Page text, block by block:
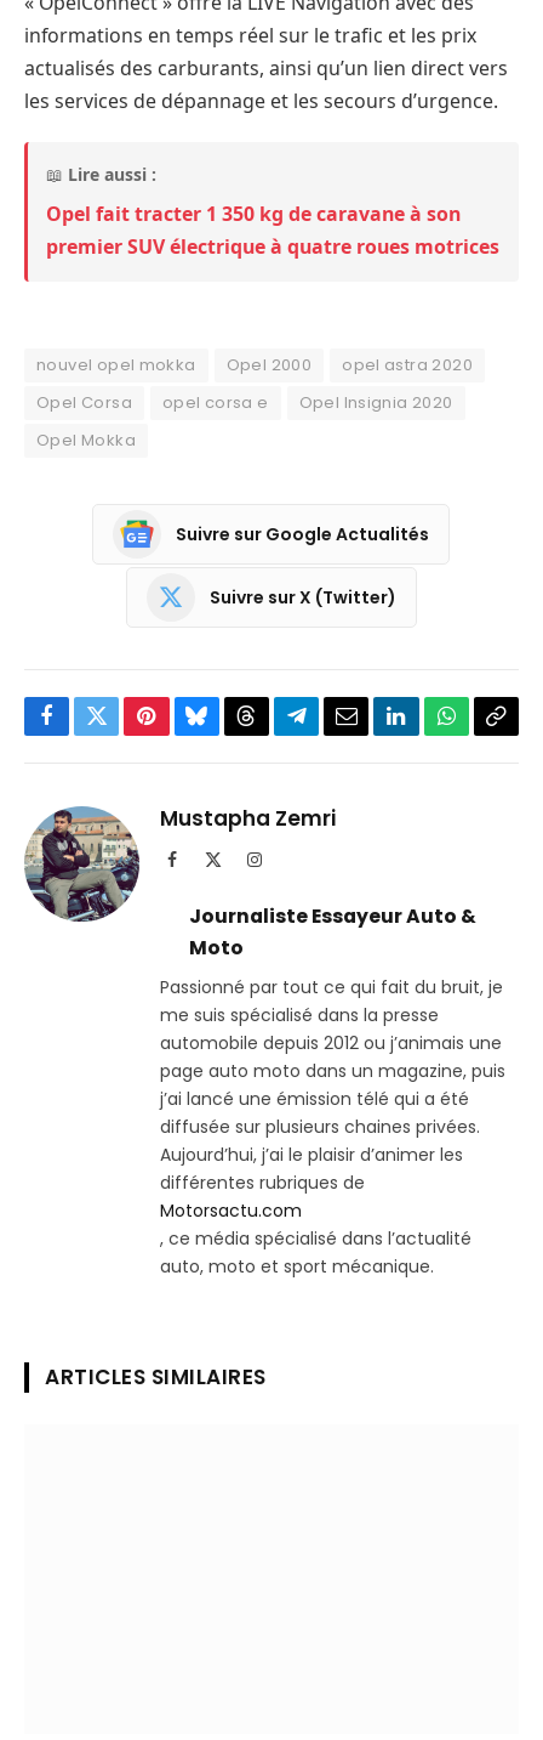
informations en temps réel sur le trafic et les prix
actualisés des carburants, ainsi qu’un lien direct vers
les services de dépannage et les secours d’urgence.
📖 Lire aussi :
Opel fait tracter 1 350 kg de caravane à son
premier SUV électrique à quatre roues motrices
nouvel opel mokka Opel 2000
opel astra 2020
Opel Corsa
opel corsa e
Opel Insignia 2020
Opel Mokka
Suivre sur Google Actualités
Suivre sur X (Twitter)
Facebook
TwitterPinterestBlueskyThreadsPartager
Telegram
EmailLinkedInWhatsApp
Mustapha Zemri
Facebook Instagram
Journaliste Essayeur Auto &
Moto
Passionné par tout ce qui fait du bruit, je
me suis spécialisé dans la presse
automobile depuis 2012 ou j’animais une
page auto moto dans un magazine, puis
j’ai lancé une émission télé qui a été
diffusée sur plusieurs chaines privées.
Aujourd’hui, j’ai le plaisir d’animer les
différentes rubriques de
Motorsactu.com
, ce média spécialisé dans l’actualité
auto, moto et sport mécanique.
ARTICLES SIMILAIRES